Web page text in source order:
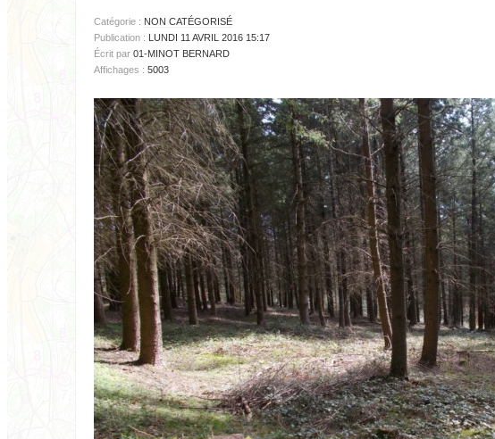
Catégorie : NON CATÉGORISÉ
Publication :
LUNDI 11 AVRIL 2016 15:17
Écrit par 01-MINOT BERNARD
Affichages : 5003